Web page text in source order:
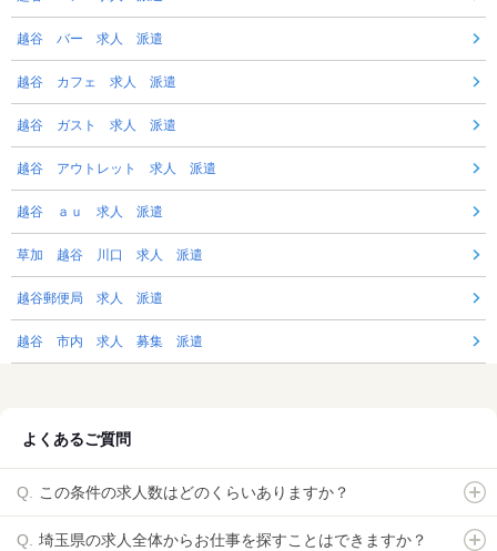
越谷 バー 求人 派遣
越谷 カフェ 求人 派遣
越谷 ガスト 求人 派遣
越谷 アウトレット 求人 派遣
越谷 ａｕ 求人 派遣
草加 越谷 川口 求人 派遣
越谷郵便局 求人 派遣
越谷 市内 求人 募集 派遣
よくあるご質問
この条件の求人数はどのくらいありますか？
埼玉県の求人全体からお仕事を探すことはできますか？